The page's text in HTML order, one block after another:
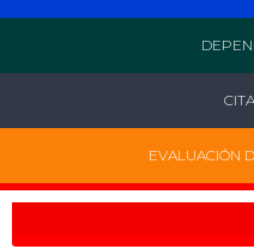
EVALUACIÓN